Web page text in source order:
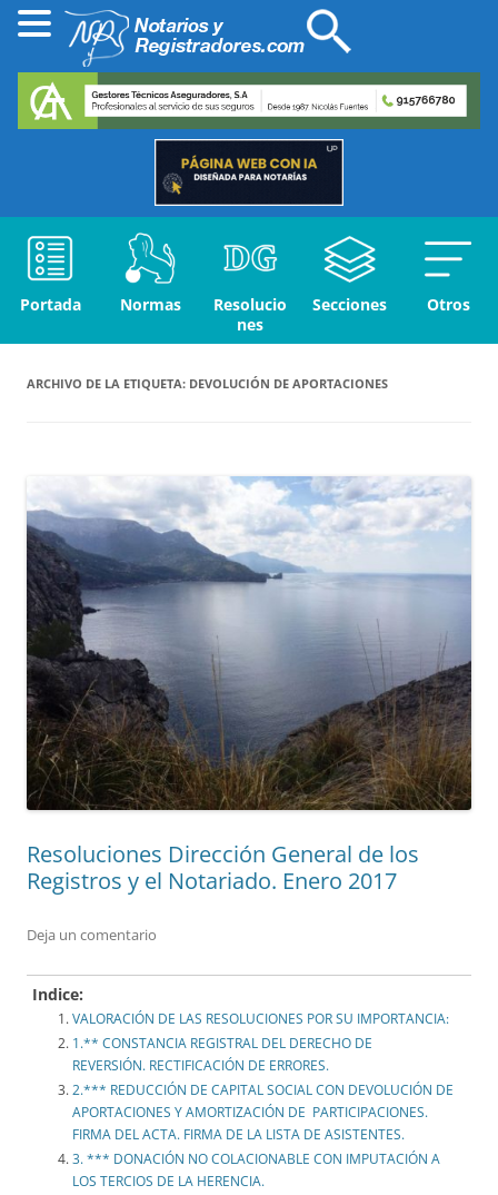
Portada Normas
Resolucio
nes
Secciones Otros
ARCHIVO DE LA ETIQUETA: DEVOLUCIÓN DE APORTACIONES
Resoluciones Dirección General de los
Registros y el Notariado. Enero 2017
Deja un comentario
Indice:
VALORACIÓN DE LAS RESOLUCIONES POR SU IMPORTANCIA:
1.** CONSTANCIA REGISTRAL DEL DERECHO DE
REVERSIÓN. RECTIFICACIÓN DE ERRORES.
2.*** REDUCCIÓN DE CAPITAL SOCIAL CON DEVOLUCIÓN DE
APORTACIONES Y AMORTIZACIÓN DE PARTICIPACIONES.
FIRMA DEL ACTA. FIRMA DE LA LISTA DE ASISTENTES.
3. *** DONACIÓN NO COLACIONABLE CON IMPUTACIÓN A
LOS TERCIOS DE LA HERENCIA.